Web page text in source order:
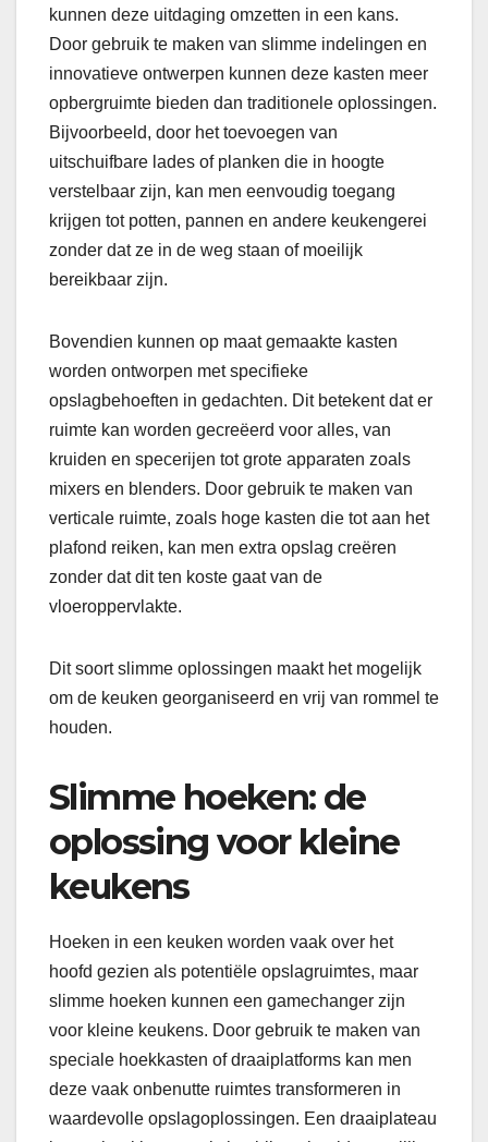
kunnen deze uitdaging omzetten in een kans.
Door gebruik te maken van slimme indelingen en
innovatieve ontwerpen kunnen deze kasten meer
opbergruimte bieden dan traditionele oplossingen.
Bijvoorbeeld, door het toevoegen van
uitschuifbare lades of planken die in hoogte
verstelbaar zijn, kan men eenvoudig toegang
krijgen tot potten, pannen en andere keukengerei
zonder dat ze in de weg staan of moeilijk
bereikbaar zijn.
Bovendien kunnen op maat gemaakte kasten
worden ontworpen met specifieke
opslagbehoeften in gedachten. Dit betekent dat er
ruimte kan worden gecreëerd voor alles, van
kruiden en specerijen tot grote apparaten zoals
mixers en blenders. Door gebruik te maken van
verticale ruimte, zoals hoge kasten die tot aan het
plafond reiken, kan men extra opslag creëren
zonder dat dit ten koste gaat van de
vloeroppervlakte.
Dit soort slimme oplossingen maakt het mogelijk
om de keuken georganiseerd en vrij van rommel te
houden.
Slimme hoeken: de
oplossing voor kleine
keukens
Hoeken in een keuken worden vaak over het
hoofd gezien als potentiële opslagruimtes, maar
slimme hoeken kunnen een gamechanger zijn
voor kleine keukens. Door gebruik te maken van
speciale hoekkasten of draaiplatforms kan men
deze vaak onbenutte ruimtes transformeren in
waardevolle opslagoplossingen. Een draaiplateau